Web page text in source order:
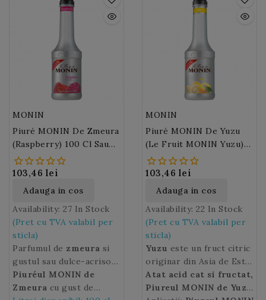
Piuréului MONIN de
de culoare galben spre
zemoasa si
parfumata.Piureul de
Pere MONINeste
realizat dintr-o selectie
unica de fructe recoltate
sa pastreze numeroasele
calitati gustative ale
acestui soi unic.
MONIN
Piuré MONIN De Zmeura
(Raspberry) 100 Cl Sau
50 Cl
103,46 lei
Adauga in cos
Availability: 27 In Stock
(Pret cu TVA valabil per
sticla)
Parfumul de zmeura si
gustul sau dulce-acrisor
aduc prospetime in
patiserie sau in bauturi.
Piuréul MONIN de
Zmeura cu gust de
MONIN
Piuré MONIN De Yuzu
(Le Fruit MONIN Yuzu)
100 Cl
103,46 lei
Adauga in cos
Availability: 22 In Stock
(Pret cu TVA valabil per
sticla)
Yuzu este un fruct citric
originar din Asia de Est,
utilizat pe scara larga in
bucataria japoneza. Coaja
Atat acid cat si fructat,
Piureul MONIN de Yuzu